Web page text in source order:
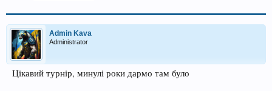
Admin Kava
Administrator
Цікавий турнір, минулі роки дармо там було